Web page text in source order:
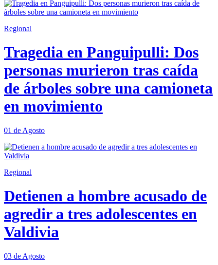
Regional
Tragedia en Panguipulli: Dos
personas murieron tras caída
de árboles sobre una camioneta
en movimiento
01 de Agosto
Regional
Detienen a hombre acusado de
agredir a tres adolescentes en
Valdivia
03 de Agosto